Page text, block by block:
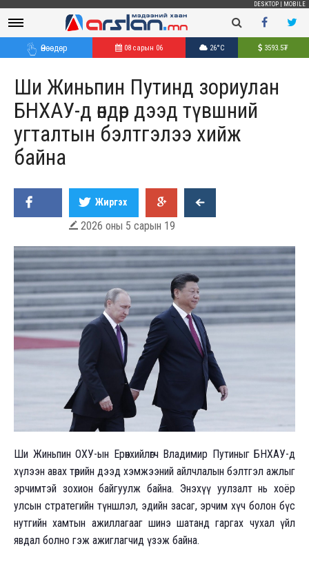
DESKTOP MOBILE
Өнөөдөр 08 сарын 06 26°C 3593.5₮
Ши Жиньпин Путинд зориулан
БНХАУ-д өндөр дээд түвшний
угталтын бэлтгэлээ хийж
байна
Жиргэх
 2026 оны 5 сарын 19
Ши Жиньпин ОХУ-ын Ерөнхийлөгч Владимир Путиныг БНХАУ-д
хүлээн авах төрийн дээд хэмжээний айлчлалын бэлтгэл ажлыг
эрчимтэй зохион байгуулж байна. Энэхүү уулзалт нь хоёр
улсын стратегийн түншлэл, эдийн засаг, эрчим хүч болон бүс
нутгийн хамтын ажиллагааг шинэ шатанд гаргах чухал үйл
явдал болно гэж ажиглагчид үзэж байна.